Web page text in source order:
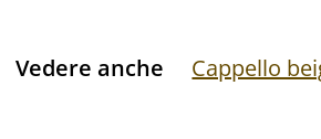
Vedere anche Cappello